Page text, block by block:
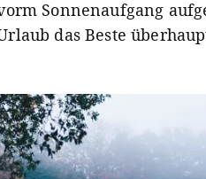
Sonnenaufgang
das Beste